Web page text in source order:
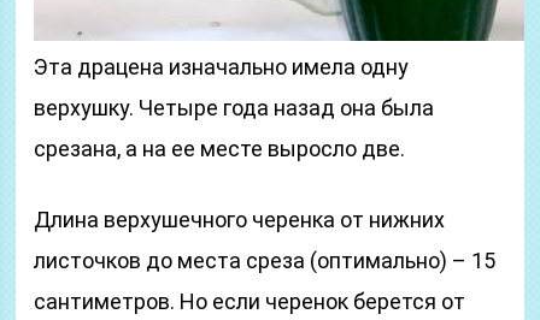
Эта драцена изначально имела одну
верхушку. Четыре года назад она была
срезана, а на ее месте выросло две.
Длина верхушечного черенка от нижних
листочков до места среза (оптимально) – 15
сантиметров. Но если черенок берется от